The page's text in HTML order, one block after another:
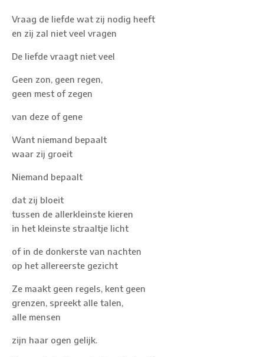
Vraag de liefde wat zij nodig heeft
en zij zal niet veel vragen
De liefde vraagt niet veel
Geen zon, geen regen,
geen mest of zegen
van deze of gene
Want niemand bepaalt
waar zij groeit
Niemand bepaalt
dat zij bloeit
tussen de allerkleinste kieren
in het kleinste straaltje licht
of in de donkerste van nachten
op het allereerste gezicht
Ze maakt geen regels, kent geen
grenzen, spreekt alle talen,
alle mensen
zijn haar ogen gelijk.